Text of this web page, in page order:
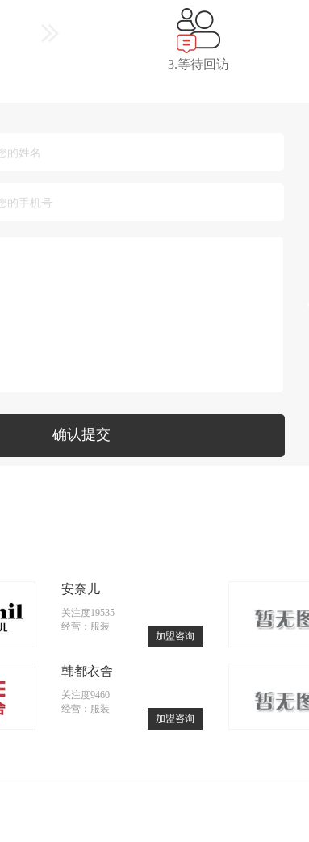
3.等待回访
安奈儿
关注度19535
经营：服装
加盟咨询
韩都衣舍
关注度9460
经营：服装
加盟咨询